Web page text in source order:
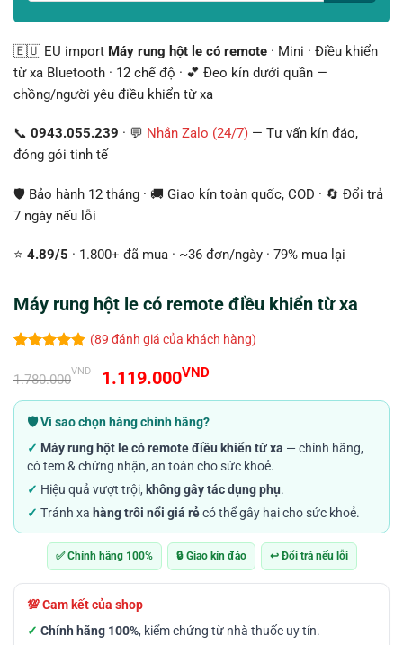
🇪🇺 EU import Máy rung hột le có remote · Mini · Điều khiển
từ xa Bluetooth · 12 chế độ · 💕 Đeo kín dưới quần —
chồng/người yêu điều khiển từ xa
📞 0943.055.239 · 💬 Nhắn Zalo (24/7) — Tư vấn kín đáo,
đóng gói tinh tế
🛡️ Bảo hành 12 tháng · 🚚 Giao kín toàn quốc, COD · 🔄 Đổi trả
7 ngày nếu lỗi
⭐ 4.89/5 · 1.800+ đã mua · ~36 đơn/ngày · 79% mua lại
Máy rung hột le có remote điều khiển từ xa
dựa trên
(89 đánh giá của khách hàng)
1.780.000
VND
Giá
gốc
là:
1.780.000VND.
1.119.000VNDGiá
hiện
tại
là:
1.119.000VND.
🛡️ Vì sao chọn hàng chính hãng?
✓ Máy rung hột le có remote điều khiển từ xa — chính hãng,
có tem & chứng nhận, an toàn cho sức khoẻ.
✓ Hiệu quả vượt trội, không gây tác dụng phụ.
✓ Tránh xa hàng trôi nổi giá rẻcó thể gây hại cho sức khoẻ.
✅ Chính hãng 100% 🔒 Giao kín đáo ↩️ Đổi trả nếu lỗi
💯 Cam kết của shop
✓ Chính hãng 100%, kiểm chứng từ nhà thuốc uy tín.